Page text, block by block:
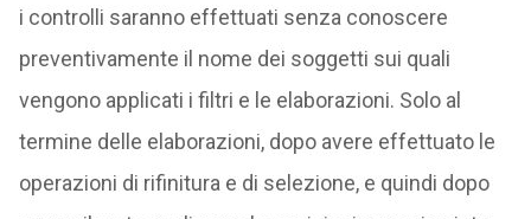
i controlli saranno effettuati senza conoscere
preventivamente il nome dei soggetti sui quali
vengono applicati i filtri e le elaborazioni. Solo al
termine delle elaborazioni, dopo avere effettuato le
operazioni di rifinitura e di selezione, e quindi dopo